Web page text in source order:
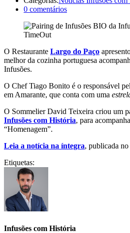
0 comentários
O Restaurante Largo do Paço
melhor da cozinha portuguesa
Infusões.
O Chef Tiago Bonito é o responsável
em Amarante, que conta com uma
O Sommelier David Teixeira criou um
Infusões com História, para
“Homenagem”.
Leia a notícia na íntegra, publicada
Etiquetas:
Infusões com História